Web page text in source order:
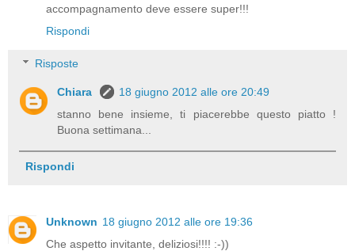
accompagnamento deve essere super!!!
Rispondi
Risposte
Chiara
18 giugno 2012 alle ore 20:49
stanno bene insieme, ti piacerebbe questo piatto !
Buona settimana...
Rispondi
Unknown 18 giugno 2012 alle ore 19:36
Che aspetto invitante, deliziosi!!!! :-))